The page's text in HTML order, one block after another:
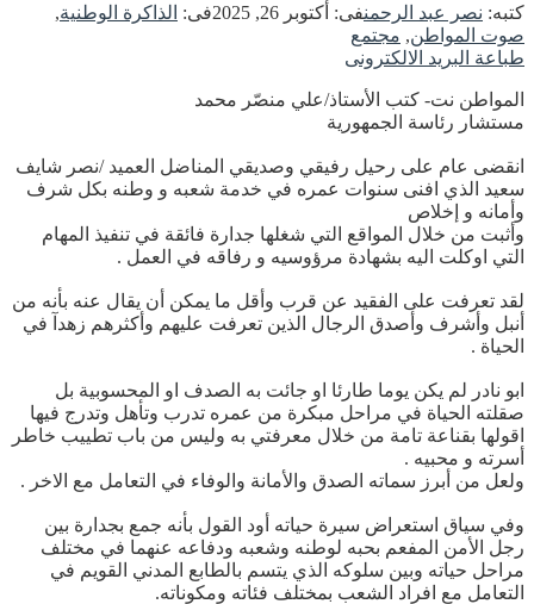
كتبه: نصر عبد الرحمنفى: أكتوبر 26, 2025 فى: الذاكرة الوطنية,
صوت المواطن, مجتمع
طباعة البريد الالكترونى
المواطن نت- كتب الأستاذ/علي منصّر محمد
مستشار رئاسة الجمهورية
انقضى عام على رحيل رفيقي وصديقي المناضل العميد /نصر شايف
سعيد الذي افنى سنوات عمره في خدمة شعبه و وطنه بكل شرف
وأمانه و إخلاص
وأثبت من خلال المواقع التي شغلها جدارة فائقة في تنفيذ المهام
التي اوكلت اليه بشهادة مرؤوسيه و رفاقه في العمل .
لقد تعرفت على الفقيد عن قرب وأقل ما يمكن أن يقال عنه بأنه من
أنبل وأشرف وأصدق الرجال الذين تعرفت عليهم وأكثرهم زهدآ في
الحياة .
ابو نادر لم يكن يوما طارئا او جائت به الصدف او المحسوبية بل
صقلته الحياة في مراحل مبكرة من عمره تدرب وتأهل وتدرج فيها
اقولها بقناعة تامة من خلال معرفتي به وليس من باب تطييب خاطر
أسرته و محبيه .
ولعل من أبرز سماته الصدق والأمانة والوفاء في التعامل مع الاخر .
وفي سياق استعراض سيرة حياته أود القول بأنه جمع بجدارة بين
رجل الأمن المفعم بحبه لوطنه وشعبه ودفاعه عنهما في مختلف
مراحل حياته وبين سلوكه الذي يتسم بالطابع المدني القويم في
التعامل مع افراد الشعب بمختلف فئاته ومكوناته.